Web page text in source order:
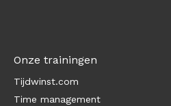
Onze trainingen
Tijdwinst.com
Time management